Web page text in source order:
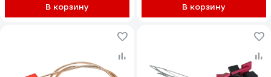
В корзину В корзину